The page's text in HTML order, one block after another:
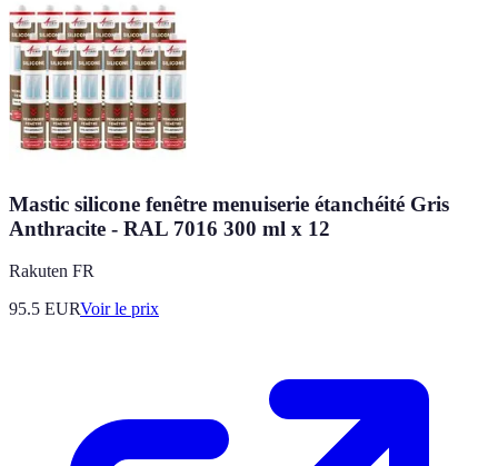
Mastic silicone fenêtre menuiserie étanchéité Gris
Anthracite - RAL 7016 300 ml x 12
Rakuten FR
95.5 EURVoir le prix